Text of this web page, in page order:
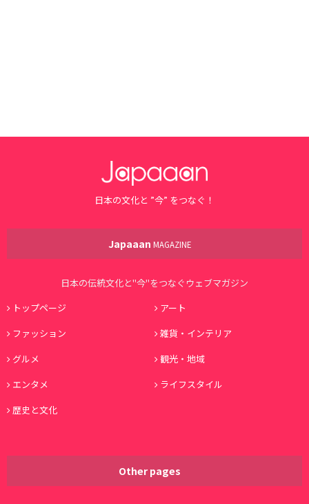
日本の文化と ”今” をつなぐ！
Japaaan MAGAZINE
日本の伝統文化と"今"をつなぐウェブマガジン
トップページ
アート
ファッション
雑貨・インテリア
グルメ
観光・地域
エンタメ
ライフスタイル
歴史と文化
Other pages